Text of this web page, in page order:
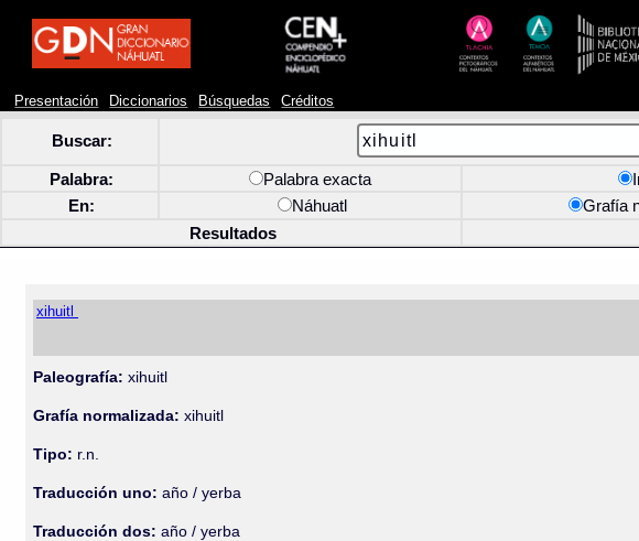
Presentación Diccionarios Búsquedas Créditos
Buscar:
Palabra: Palabra exacta
En:
Náhuatl Grafía
Resultados
xihuitl
Paleografía: xihuitl
Grafía normalizada: xihuitl
Tipo: r.n.
Traducción uno: año / yerba
Traducción dos: año / yerba